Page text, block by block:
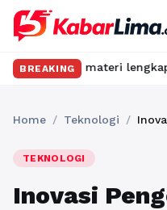
BREAKING
lengkap hanya di
Home / Teknologi /
TEKNOLOGI
Inovasi